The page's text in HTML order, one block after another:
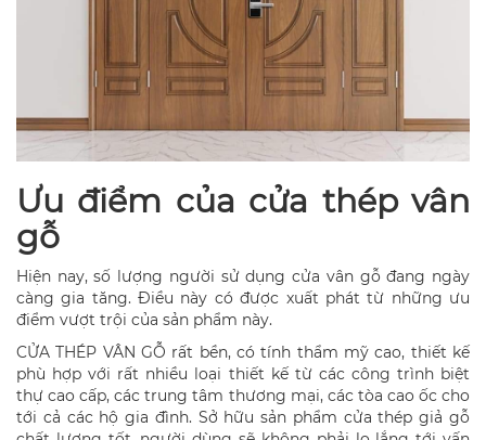
Ưu điểm của cửa thép vân
gỗ
Hiện nay, số lượng người sử dụng cửa vân gỗ đang ngày
càng gia tăng. Điều này có được xuất phát từ những ưu
điểm vượt trội của sản phẩm này.
CỬA THÉP VÂN GỖ rất bền, có tính thẩm mỹ cao, thiết kế
phù hợp với rất nhiều loại thiết kế từ các công trình biệt
thự cao cấp, các trung tâm thương mại, các tòa cao ốc cho
tới cả các hộ gia đình. Sở hữu sản phẩm cửa thép giả gỗ